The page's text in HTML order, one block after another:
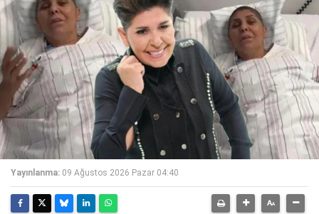
Yayınlanma: 09 Ağustos 2026 Pazar 04:40